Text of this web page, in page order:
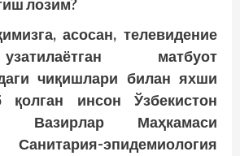
лозим?
асосан, телевидение
матбуот
чиқишлари билан яхши
инсон Ўзбекистон
Вазирлар Маҳкамаси
эпидемиология